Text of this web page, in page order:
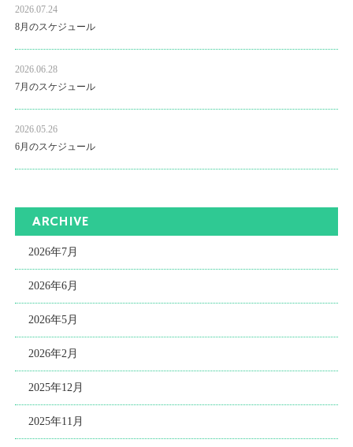
2026.07.24
8月のスケジュール
2026.06.28
7月のスケジュール
2026.05.26
6月のスケジュール
ARCHIVE
2026年7月
2026年6月
2026年5月
2026年2月
2025年12月
2025年11月